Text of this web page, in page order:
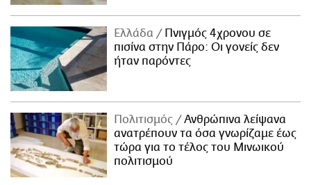
Ελλάδα
Πνιγμός 4χρονου σε
πισίνα στην Πάρο: Οι γονείς δεν
ήταν παρόντες
Πολιτισμός
Ανθρώπινα λείψανα
ανατρέπουν τα όσα γνωρίζαμε έως
τώρα για το τέλος του Μινωικού
πολιτισμού